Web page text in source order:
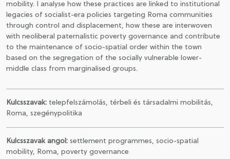
mobility. I analyse how these practices are linked to institutional
legacies of socialist-era policies targeting Roma communities
through control and displacement, how these are interwoven
with neoliberal paternalistic poverty governance and contribute
to the maintenance of socio-spatial order within the town
based on the segregation of the socially vulnerable lower-
middle class from marginalised groups.
Kulcsszavak: telepfelszámolás, térbeli és társadalmi mobilitás,
Roma, szegénypolitika
Kulcsszavak angol: settlement programmes, socio-spatial
mobility, Roma, poverty governance